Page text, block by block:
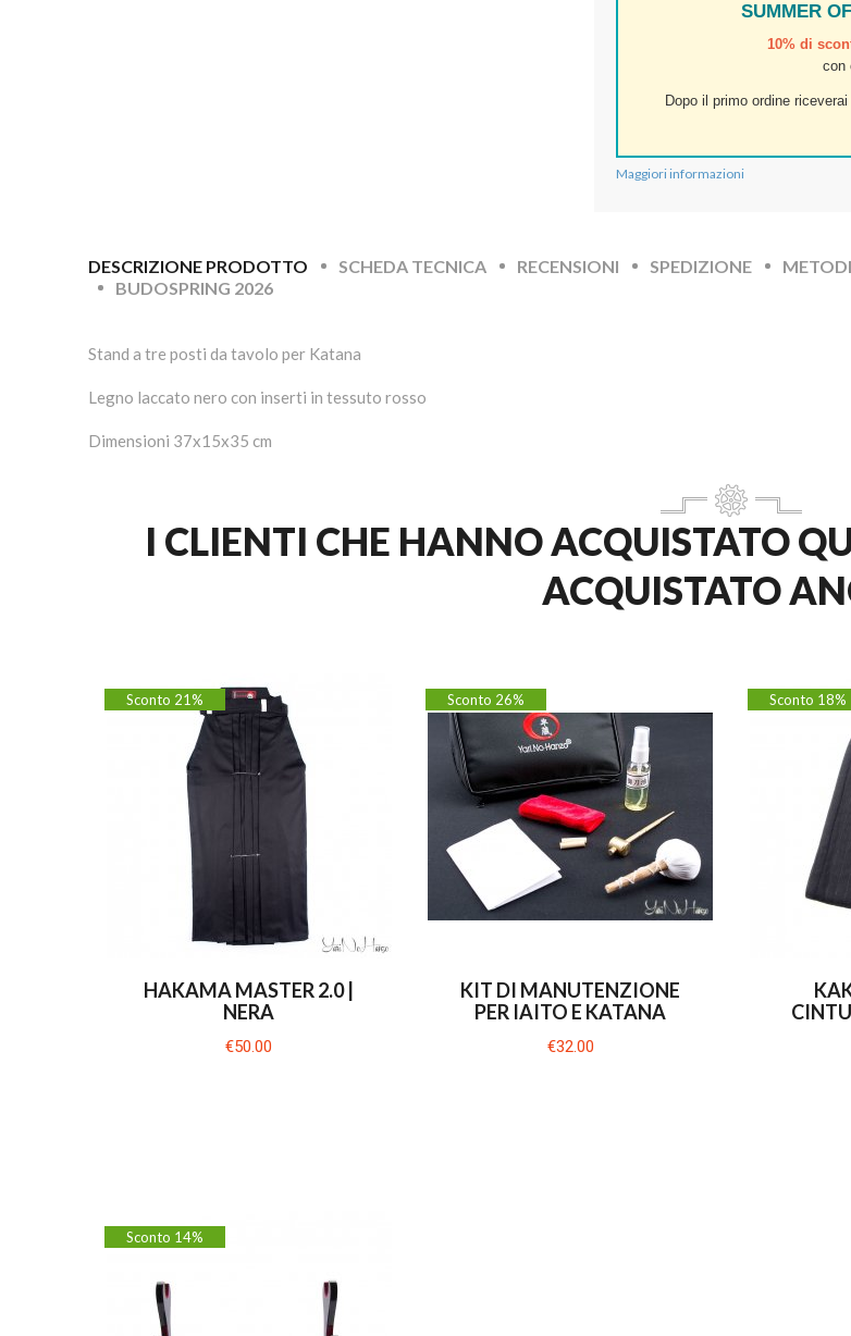
SUMMER
10% di
con
Dopo il primo ordine
Maggiori informazioni
DESCRIZIONE PRODOTTO SCHEDA TECNICA RECENSIONI SPEDIZIONE
BUDOSPRING 2026
Stand a tre posti da tavolo per Katana
Legno laccato nero con inserti in tessuto rosso
Dimensioni 37x15x35 cm
I CLIENTI CHE HANNO ACQUISTATO
ACQUISTATO
Sconto 21%
HAKAMA MASTER 2.0 |
NERA
€50.00
Sconto 26%
KIT DI MANUTENZIONE
PER IAITO E KATANA
€32.00
Sconto 18%
Sconto 14%